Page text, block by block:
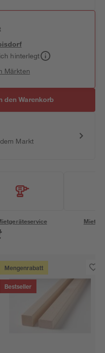
hinterlegt
Märkten
den Warenkorb
Markt
Mengenrabatt
Bestseller